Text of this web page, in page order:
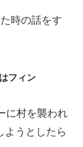
時の話をす
フィン
に村を襲われ
ようとしたら